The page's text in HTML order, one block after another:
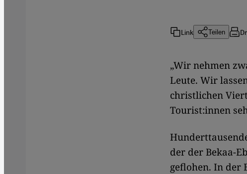
Link Teilen
„Wir nehmen
Leute. Wir
christlichen
Tourist:innen
der der Bekaa-
geflohen. In der